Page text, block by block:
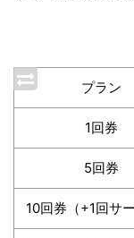
プラン
1回券
5回券
10回券（+1回サー